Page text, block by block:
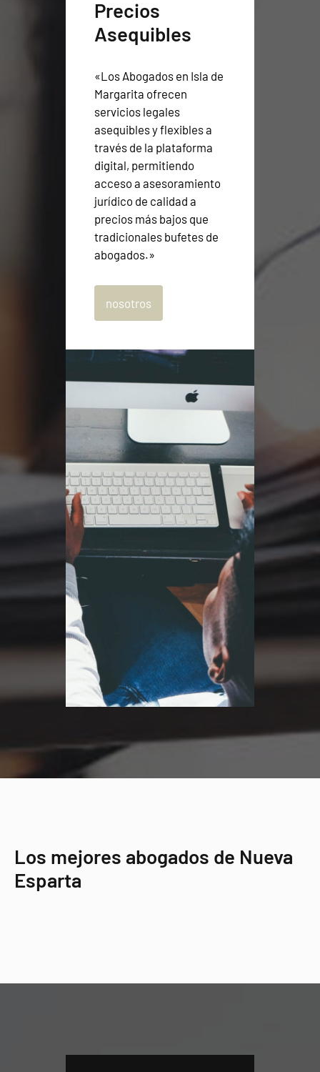
Precios
Asequibles
«Los Abogados en Isla de
Margarita ofrecen
servicios legales
asequibles y flexibles a
través de la plataforma
digital, permitiendo
acceso a asesoramiento
jurídico de calidad a
precios más bajos que
tradicionales bufetes de
abogados.»
nosotros
Los mejores abogados de Nueva
Esparta